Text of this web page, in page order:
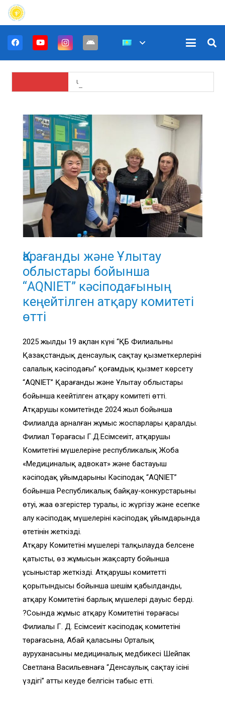
Untitled
Қарағанды және Ұлытау
облыстары бойынша
“AQNIET” кәсіподағының
кеңейтілген атқару комитеті
өтті
2025 жылдың 19 ақпан күні “ҚБ Филиалының
Қазақстандық денсаулық сақтау қызметкерлерінің
салалық кәсіподағы” қоғамдық қызмет көрсету
“AQNIET” Қарағанды және Ұлытау облыстары
бойынша кеңейтілген атқару комитеті өтті.
Атқарушы комитетінде 2024 жыл бойынша
Филиалда арналған жұмыс жоспарлары қаралды.
Филиал Төрағасы Г.Д.Есімсеиіт, атқарушы
Комитетінің мүшелеріне республикалық Жоба
«Медициналық адвокат» және бастауыш
кәсіподақ ұйымдарының Кәсіподақ “AQNIET”
бойынша Республикалық байқау-конкурстарының
өтуі, жаңа өзгерістер туралы, іс жүргізу және есепке
алу кәсіподақ мүшелерінің кәсіподақ ұйымдарында
өтетінін жеткізді.
Атқару Комитетінің мүшелері талқылауда белсене
қатысты, өз жұмысын жақсарту бойынша
ұсыныстар жеткізді. Атқарушы комитеттің
қорытындысы бойынша шешім қабылданды,
атқару Комитетінің барлық мүшелері дауыс берді.
?Соңында жұмыс атқару Комитетінің төрағасы
Филиалы Г. Д. Есімсеиіт кәсіподақ комитетінің
төрағасына, Абай қаласының Орталық
ауруханасының медициналық медбикесі Шейпак
Светлана Васильевнаға “Денсаулық сақтау ісінің
үздігі” атты кеуде белгісін табыс етті.